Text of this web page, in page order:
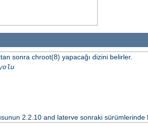
sonra chroot(8) yapacağı dizini belirler.
2.2.10 and laterve sonraki sürümlerinde